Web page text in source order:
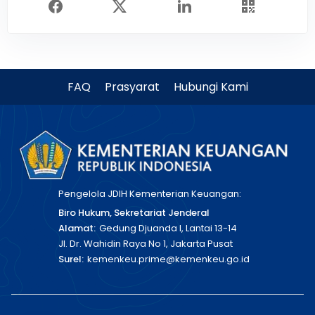
FAQ Prasyarat Hubungi Kami
Pengelola JDIH Kementerian Keuangan:
Biro Hukum, Sekretariat Jenderal
Alamat: Gedung Djuanda I, Lantai 13-14
Jl. Dr. Wahidin Raya No 1, Jakarta Pusat
Surel: kemenkeu.prime@kemenkeu.go.id